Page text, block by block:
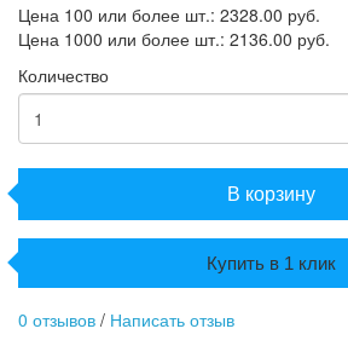
Цена 100 или более шт.: 2328.00 руб.
Цена 1000 или более шт.: 2136.00 руб.
Количество
В корзину
Купить в 1 клик
0 отзывов / Написать отзыв